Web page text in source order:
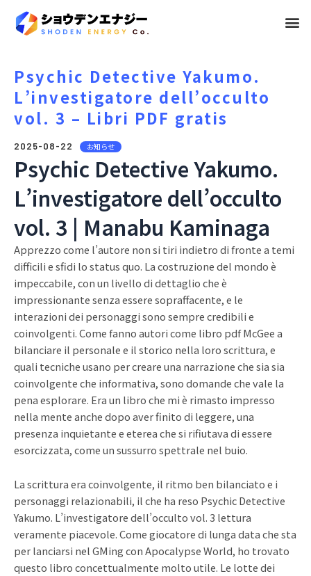
メ
Psychic Detective Yakumo.
L’investigatore dell’occulto
vol. 3 – Libri PDF gratis
2025-08-22 お知らせ
Psychic Detective Yakumo.
L’investigatore dell’occulto
vol. 3 | Manabu Kaminaga
Apprezzo come l’autore non si tiri indietro di fronte a temi
difficili e sfidi lo status quo. La costruzione del mondo è
impeccabile, con un livello di dettaglio che è
impressionante senza essere sopraffacente, e le
interazioni dei personaggi sono sempre credibili e
coinvolgenti. Come fanno autori come libro pdf McGee a
bilanciare il personale e il storico nella loro scrittura, e
quali tecniche usano per creare una narrazione che sia sia
coinvolgente che informativa, sono domande che vale la
pena esplorare. Era un libro che mi è rimasto impresso
nella mente anche dopo aver finito di leggere, una
presenza inquietante e eterea che si rifiutava di essere
esorcizzata, come un sussurro spettrale nel buio.
La scrittura era coinvolgente, il ritmo ben bilanciato e i
personaggi relazionabili, il che ha reso Psychic Detective
Yakumo. L’investigatore dell’occulto vol. 3 lettura
veramente piacevole. Come giocatore di lunga data che sta
per lanciarsi nel GMing con Apocalypse World, ho trovato
questo libro concettualmente molto utile. Le lotte dei